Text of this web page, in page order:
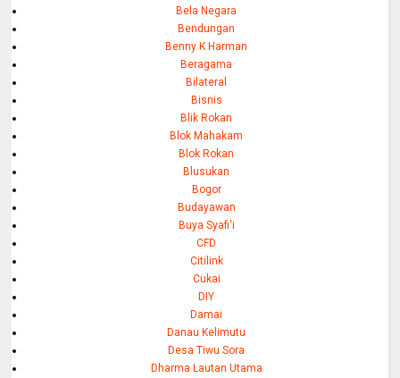
Bela Negara
Bendungan
Benny K Harman
Beragama
Bilateral
Bisnis
Blik Rokan
Blok Mahakam
Blok Rokan
Blusukan
Bogor
Budayawan
Buya Syafi'i
CFD
Citilink
Cukai
DIY
Damai
Danau Kelimutu
Desa Tiwu Sora
Dharma Lautan Utama